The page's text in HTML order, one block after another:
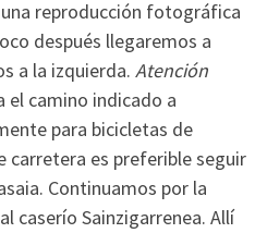
reproducción fotográfica
después llegaremos a
a la izquierda. Atención
el camino indicado a
para bicicletas de
carretera es preferible seguir
Continuamos por la
caserío Sainzigarrenea. Allí